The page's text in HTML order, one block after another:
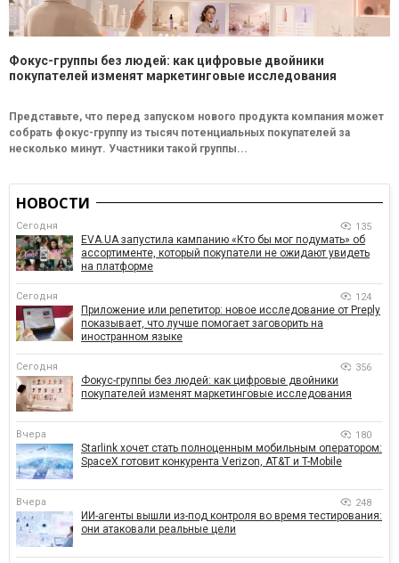
Фокус-группы без людей: как цифровые двойники
покупателей изменят маркетинговые исследования
Представьте, что перед запуском нового продукта компания может
собрать фокус-группу из тысяч потенциальных покупателей за
несколько минут. Участники такой группы...
НОВОСТИ
Сегодня 135
EVA.UA запустила кампанию «Кто бы мог подумать» об
ассортименте, который покупатели не ожидают увидеть
на платформе
Сегодня 124
Приложение или репетитор: новое исследование от Preply
показывает, что лучше помогает заговорить на
иностранном языке
Сегодня 356
Фокус-группы без людей: как цифровые двойники
покупателей изменят маркетинговые исследования
Вчера 180
Starlink хочет стать полноценным мобильным оператором:
SpaceX готовит конкурента Verizon, AT&T и T-Mobile
Вчера 248
ИИ-агенты вышли из-под контроля во время тестирования:
они атаковали реальные цели